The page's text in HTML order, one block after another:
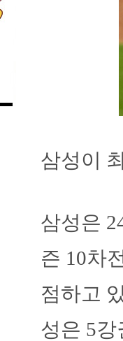
삼성이
삼성은
즌 10차
점하고
성은 5